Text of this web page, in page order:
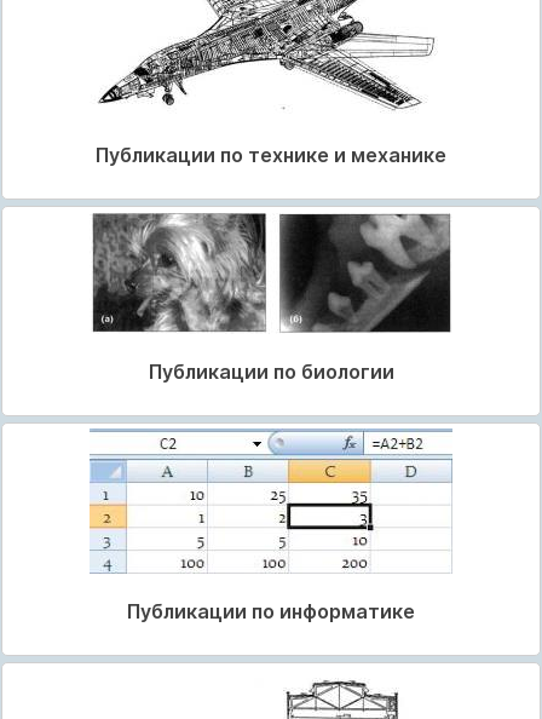
Публикации по технике и механике
Публикации по биологии
Публикации по информатике